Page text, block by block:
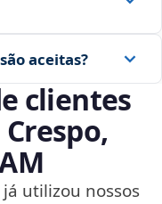
aceitas?
clientes
utilizou nossos